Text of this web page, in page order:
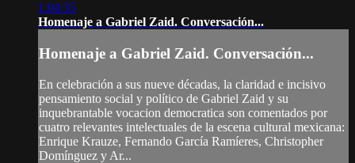
1:04:35
Homenaje a Gabriel Zaid. Conversación...
Homenaje a Gabriel Zaid. Conversación...
En celebración a sus nueve décadas, la claridad e incisivo
pensamiento social y político de Gabriel Zaid y su
inquebrantable vocacion democratica son comentados por
cuatro relevantes intelectuales de la escena cultural mexicana:
Enrique Krauze, Fernando García Ramíeres, Christopher
Domínguez y Ar...